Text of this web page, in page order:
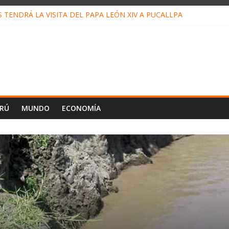
LA VISITA DEL PAPA LEÓN XIV A PUCALLPA
MUNDO ECONOMÍA